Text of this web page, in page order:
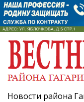
Новости района